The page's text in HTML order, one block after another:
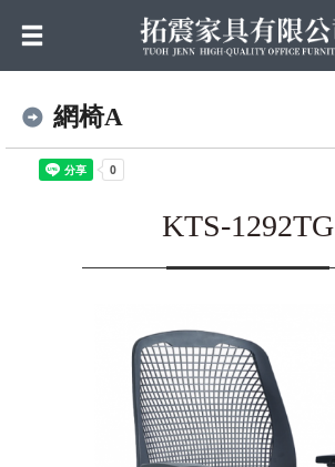
網椅A
KTS-1292TG